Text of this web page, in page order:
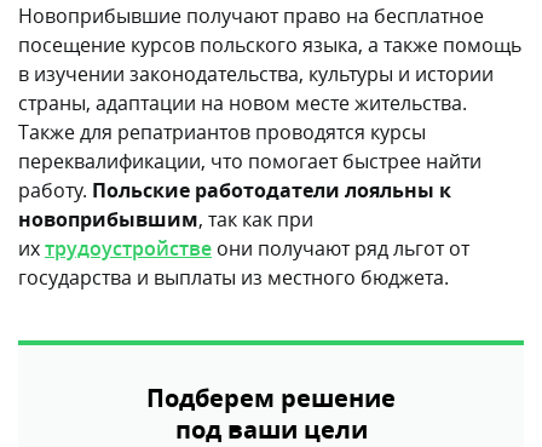
Новоприбывшие получают право на бесплатное
посещение курсов польского языка, а также помощь
в изучении законодательства, культуры и истории
страны, адаптации на новом месте жительства.
Также для репатриантов проводятся курсы
переквалификации, что помогает быстрее найти
работу. Польские работодатели лояльны к
новоприбывшим, так как при
ихтрудоустройстве они получают ряд льгот от
государства и выплаты из местного бюджета.
Подберем решение
под ваши цели